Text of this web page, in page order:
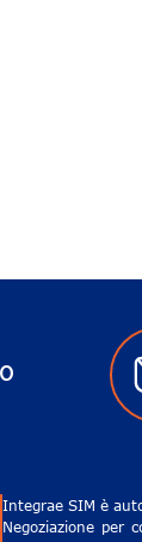
Integrae SIM è
Negoziazione per